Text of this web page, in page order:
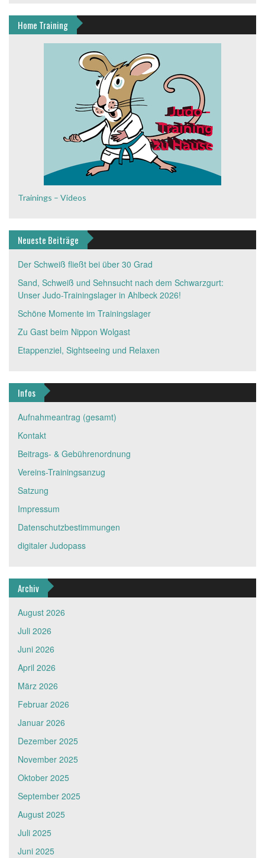
Home Training
Trainings – Videos
Neueste Beiträge
Der Schweiß fließt bei über 30 Grad
Sand, Schweiß und Sehnsucht nach dem Schwarzgurt:
Unser Judo-Trainingslager in Ahlbeck 2026!
Schöne Momente im Trainingslager
Zu Gast beim Nippon Wolgast
Etappenziel, Sightseeing und Relaxen
Infos
Aufnahmeantrag (gesamt)
Kontakt
Beitrags- & Gebührenordnung
Vereins-Trainingsanzug
Satzung
Impressum
Datenschutzbestimmungen
digitaler Judopass
Archiv
August 2026
Juli 2026
Juni 2026
April 2026
März 2026
Februar 2026
Januar 2026
Dezember 2025
November 2025
Oktober 2025
September 2025
August 2025
Juli 2025
Juni 2025